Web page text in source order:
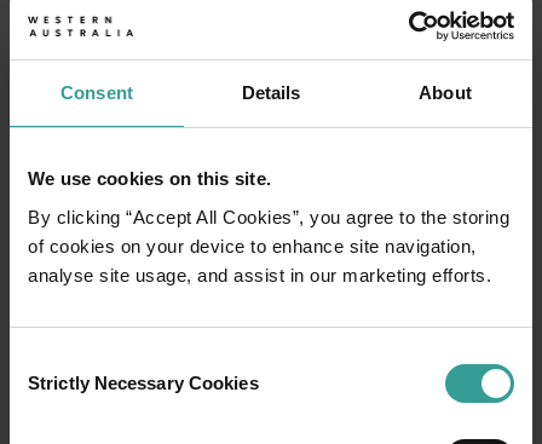
Consent Details About
We use cookies on this site.
By clicking “Accept All Cookies”, you agree to the storing
of cookies on your device to enhance site navigation,
analyse site usage, and assist in our marketing efforts.
Selection
Strictly Necessary Cookies
01